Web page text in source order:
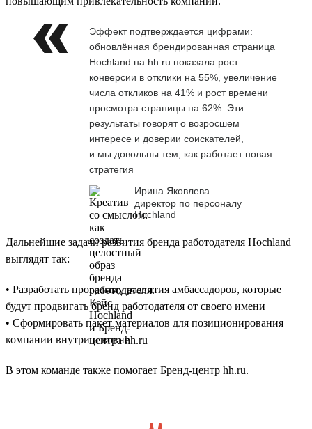
Эффект подтверждается цифрами:
обновлённая брендированная страница
Hochland на hh.ru показала рост
конверсии в отклики на 55%, увеличение
числа откликов на 41% и рост времени
просмотра страницы на 62%. Эти
результаты говорят о возросшем
интересе и доверии соискателей,
и мы довольны тем, как работает новая
стратегия
Ирина Яковлева
директор по персоналу
Hochland
Дальнейшие задачи развития бренда работодателя Hochland
выглядят так:
• Разработать программу развития амбассадоров, которые
будут продвигать бренд работодателя от своего имени
• Сформировать пакет материалов для позиционирования
компании внутри и вовне
В этом команде также помогает Бренд-центр hh.ru.